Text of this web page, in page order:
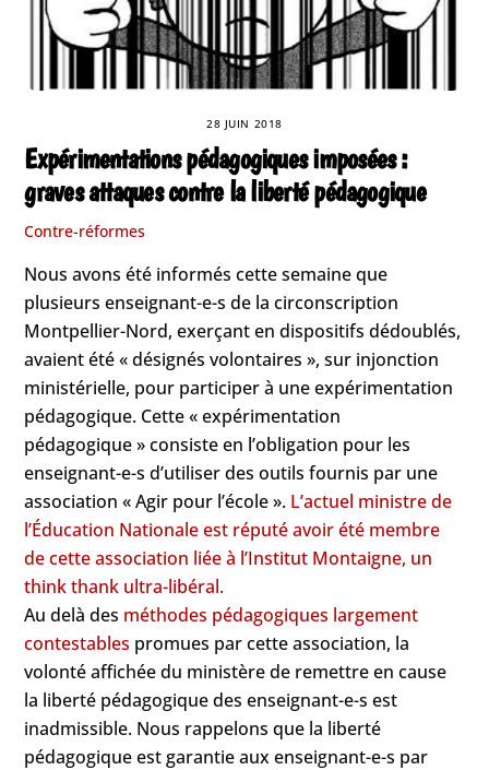
28 JUIN 2018
Expérimentations pédagogiques imposées :
graves attaques contre la liberté pédagogique
Contre-réformes
Nous avons été informés cette semaine que
plusieurs enseignant-e-s de la circonscription
Montpellier-Nord, exerçant en dispositifs dédoublés,
avaient été « désignés volontaires », sur injonction
ministérielle, pour participer à une expérimentation
pédagogique. Cette « expérimentation
pédagogique » consiste en l’obligation pour les
enseignant-e-s d’utiliser des outils fournis par une
association « Agir pour l’école ». L’actuel ministre de
l’Éducation Nationale est réputé avoir été membre
de cette association liée à l’Institut Montaigne, un
think thank ultra-libéral.
Au delà des méthodes pédagogiques largement
contestables promues par cette association, la
volonté affichée du ministère de remettre en cause
la liberté pédagogique des enseignant-e-s est
inadmissible. Nous rappelons que la liberté
pédagogique est garantie aux enseignant-e-s par